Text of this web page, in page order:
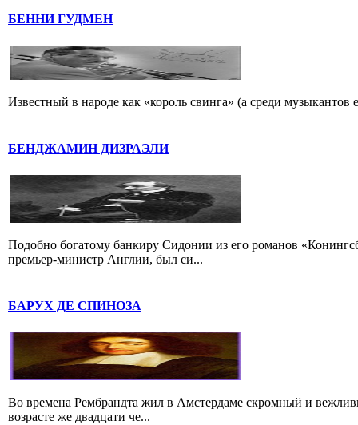
БЕННИ ГУДМЕН
Известный в народе как «король свинга» (а среди
БЕНДЖАМИН ДИЗРАЭЛИ
Подобно богатому банкиру Сидонии из его романов
премьер-министр Англии, был си...
БАРУХ ДЕ СПИНОЗА
Во времена Рембрандта жил в Амстердаме скромный и
возрасте же двадцати че...